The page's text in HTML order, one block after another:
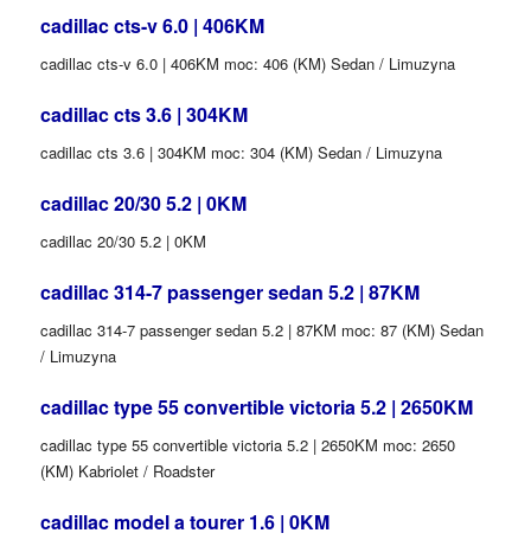
cadillac cts-v 6.0 | 406KM
cadillac cts-v 6.0 | 406KM moc: 406 (KM) Sedan / Limuzyna
cadillac cts 3.6 | 304KM
cadillac cts 3.6 | 304KM moc: 304 (KM) Sedan / Limuzyna
cadillac 20/30 5.2 | 0KM
cadillac 20/30 5.2 | 0KM
cadillac 314-7 passenger sedan 5.2 | 87KM
cadillac 314-7 passenger sedan 5.2 | 87KM moc: 87 (KM) Sedan
/ Limuzyna
cadillac type 55 convertible victoria 5.2 | 2650KM
cadillac type 55 convertible victoria 5.2 | 2650KM moc: 2650
(KM) Kabriolet / Roadster
cadillac model a tourer 1.6 | 0KM